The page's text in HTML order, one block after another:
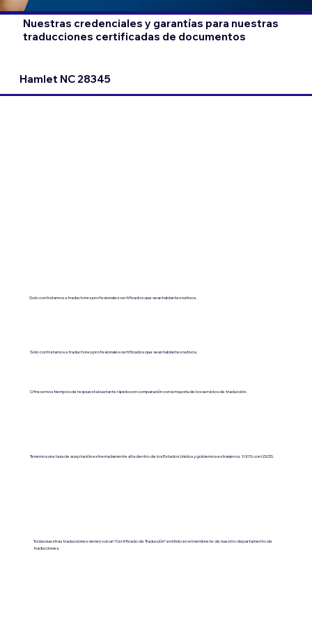
Nuestras credenciales y garantías para nuestras
traducciones certificadas de documentos
Hamlet NC 28345
Solo contratamos a traductores profesionales certificados que sean hablantes nativos.
Solo contratamos a traductores profesionales certificados que sean hablantes nativos.
Ofrecemos tiempos de respuesta bastante rápidos en comparación con la mayoría de los servicios de traducción.
Tenemos una tasa de aceptación extremadamente alta dentro de los Estados Unidos y gobiernos extranjeros. 100% con USCIS.
Todas nuestras traducciones vienen con un “Certificado de Traducción” emitido en el membrete de nuestro departamento de
traducciones.